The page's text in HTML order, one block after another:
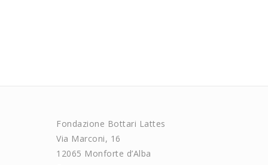
Fondazione Bottari Lattes
Via Marconi, 16
12065 Monforte d’Alba